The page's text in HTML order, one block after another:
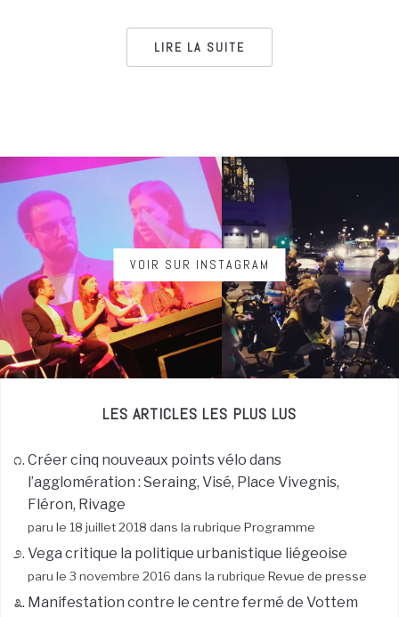
LIRE LA SUITE
VOIR SUR INSTAGRAM
LES ARTICLES LES PLUS LUS
Créer cinq nouveaux points vélo dans
l’agglomération : Seraing, Visé, Place Vivegnis,
Fléron, Rivage
paru le 18 juillet 2018 dans la rubrique Programme
Vega critique la politique urbanistique liégeoise
paru le 3 novembre 2016 dans la rubrique Revue de presse
Manifestation contre le centre fermé de Vottem